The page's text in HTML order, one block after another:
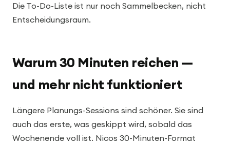
Die To-Do-Liste ist nur noch Sammelbecken, nicht
Entscheidungsraum.
Warum 30 Minuten reichen —
und mehr nicht funktioniert
Längere Planungs-Sessions sind schöner. Sie sind
auch das erste, was geskippt wird, sobald das
Wochenende voll ist. Nicos 30-Minuten-Format